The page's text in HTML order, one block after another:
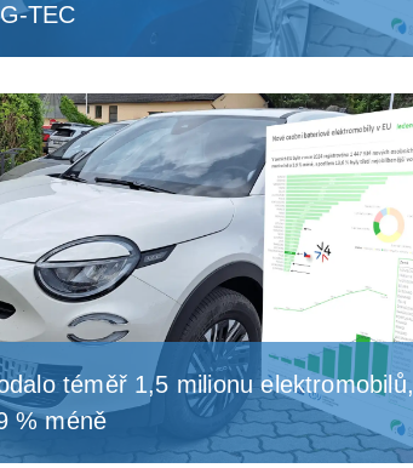
TEC
téměř 1,5 milionu elektromobilů,
% méně